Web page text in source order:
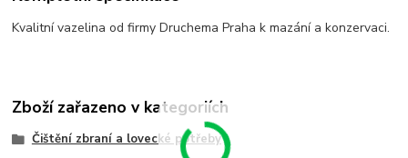
Kvalitní vazelina od firmy Druchema Praha k mazání a konzervaci.
Zboží zařazeno v kategoriích
Čištění zbraní a lovecké potřeby